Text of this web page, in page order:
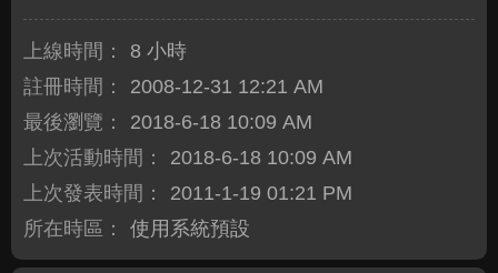
上線時間：
8 小時
註冊時間：
2008-12-31 12:21 AM
最後瀏覽：
2018-6-18 10:09 AM
上次活動時間：
2018-6-18 10:09 AM
上次發表時間：
2011-1-19 01:21 PM
所在時區：
使用系統預設